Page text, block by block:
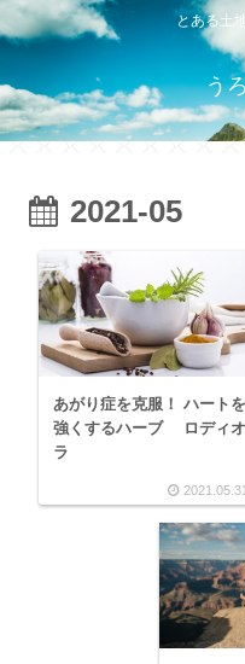
とある土
う
2021-05
あがり症を克服！ ハートを
強くするハーブ ロディオ
ラ
2021.05.31